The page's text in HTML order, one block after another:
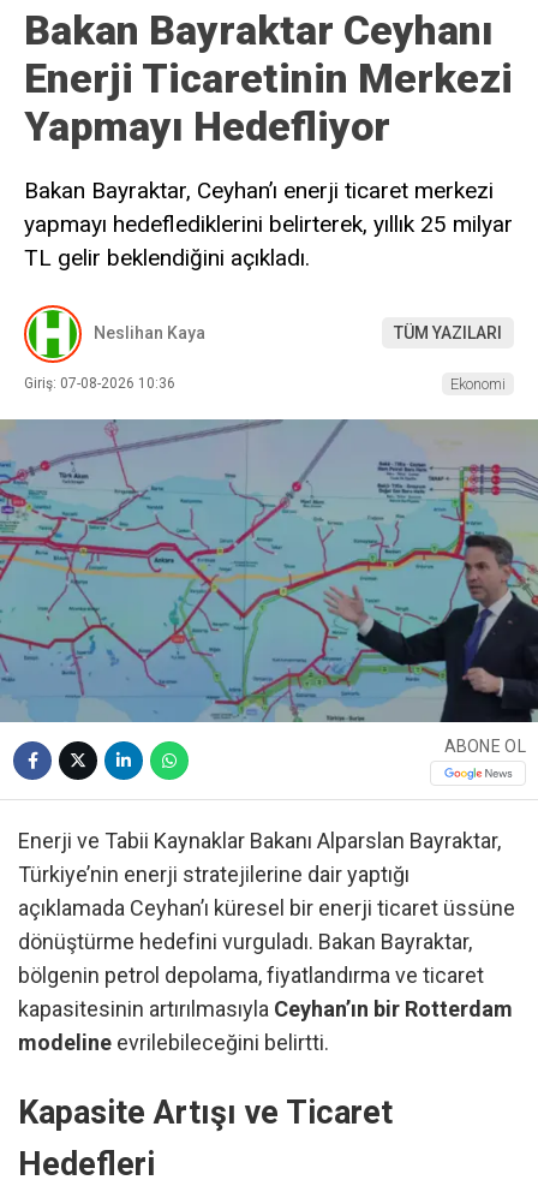
Bakan Bayraktar Ceyhanı
Enerji Ticaretinin Merkezi
Yapmayı Hedefliyor
Bakan Bayraktar, Ceyhan’ı enerji ticaret merkezi
yapmayı hedeflediklerini belirterek, yıllık 25 milyar
TL gelir beklendiğini açıkladı.
Neslihan Kaya TÜM YAZILARI
Giriş: 07-08-2026 10:36 Ekonomi
ABONE OL
Enerji ve Tabii Kaynaklar Bakanı Alparslan Bayraktar,
Türkiye’nin enerji stratejilerine dair yaptığı
açıklamada Ceyhan’ı küresel bir enerji ticaret üssüne
dönüştürme hedefini vurguladı. Bakan Bayraktar,
bölgenin petrol depolama, fiyatlandırma ve ticaret
kapasitesinin artırılmasıyla Ceyhan’ın bir Rotterdam
modeline evrilebileceğini belirtti.
Kapasite Artışı ve Ticaret
Hedefleri